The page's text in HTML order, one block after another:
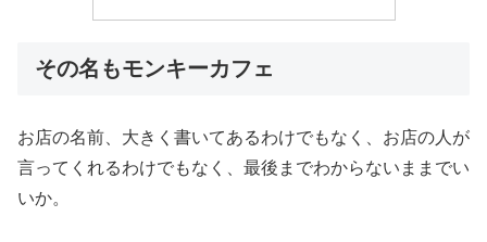
その名もモンキーカフェ
お店の名前、大きく書いてあるわけでもなく、お店の人が
言ってくれるわけでもなく、最後までわからないままでい
いか。